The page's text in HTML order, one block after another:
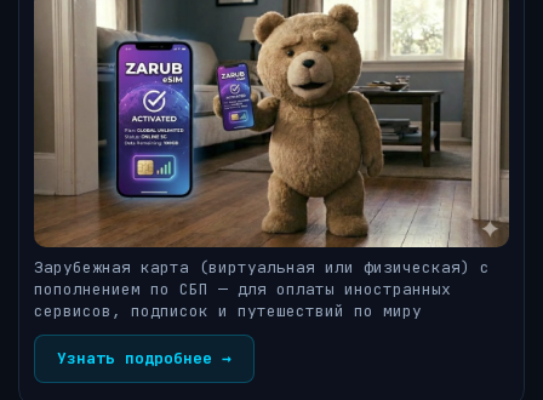
Зарубежная карта (виртуальная или физическая) с
пополнением по СБП — для оплаты иностранных
сервисов, подписок и путешествий по миру
Узнать подробнее →